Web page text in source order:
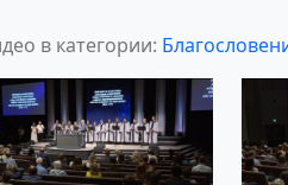
в категории: